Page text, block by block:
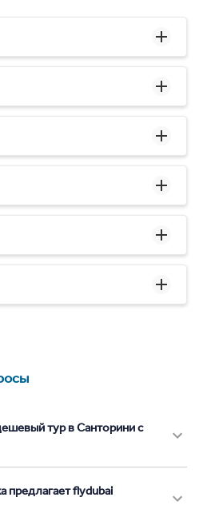
тур в Санторини с
предлагает flydubai